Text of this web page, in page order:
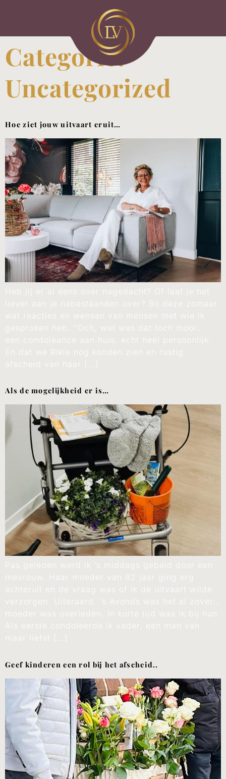
Categorie:
Uncategorized
Hoe ziet jouw uitvaart eruit…
Heb jij er al eens over nagedacht? Of laat je het
liever aan je nabestaanden over? Bij deze zomaar
wat reacties en wensen van mensen met wie ik
gesproken heb. “Och, wat was dat toch mooi…
een condoleance aan huis, echt heel persoonlijk.
En dat we Rikie nog konden zien en rustig
afscheid van haar […]
Als de mogelijkheid er is…
Pas geleden werd ik ’s middags gebeld door een
mevrouw. Haar moeder van 92 jaar ging erg
achteruit en de vraag was of ik de uitvaart wilde
verzorgen. Uiteraard. ’s Avonds was het al zover…
moeder was overleden. In korte tijd was ik bij hun.
Als eerste condoleerde ik vader, een man van
maar liefst […]
Geef kinderen een rol bij het afscheid..